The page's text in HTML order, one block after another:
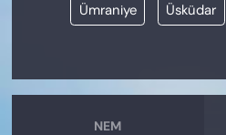
Ümraniye Üsküdar
NEM